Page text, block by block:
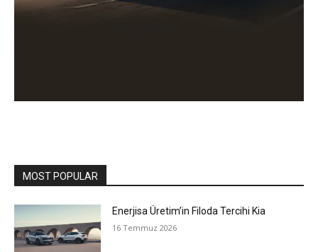
MOST POPULAR
Enerjisa Üretim’in Filoda Tercihi Kia
16 Temmuz 2026